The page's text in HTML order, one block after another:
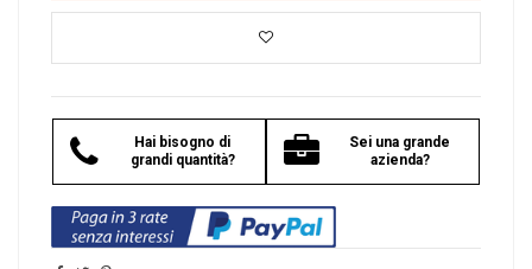
Hai bisogno di
grandi quantità?
Sei una grande
azienda?